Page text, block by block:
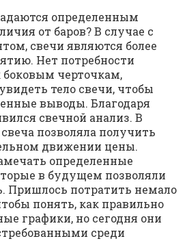
определенным
от баров? В случае с
свечи являются более
Нет потребности
черточкам,
тело свечи, чтобы
выводы. Благодаря
свечной анализ. В
позволяла получить
движении цены.
определенные
в будущем позволяли
Пришлось потратить немало
понять, как правильно
графики, но сегодня они
среди